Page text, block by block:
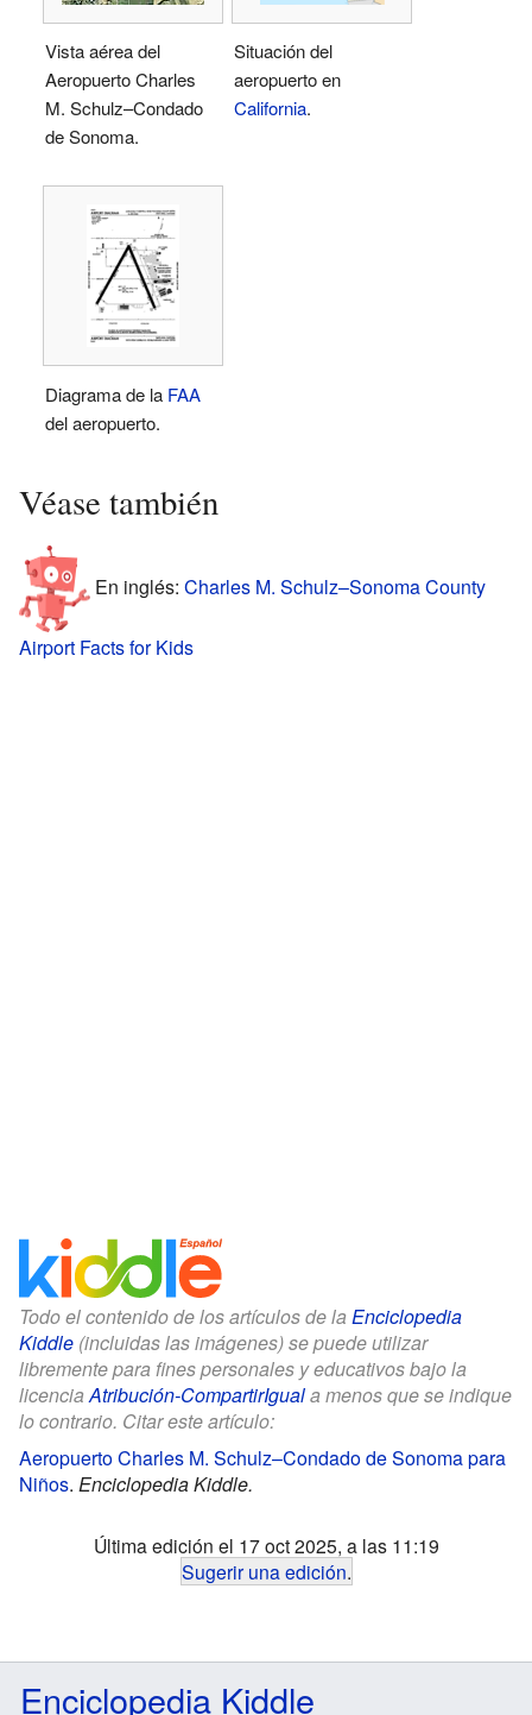
Vista aérea del
Aeropuerto Charles
M. Schulz–Condado
de Sonoma.
Situación del
aeropuerto en
California.
Diagrama de la FAA
del aeropuerto.
Véase también
En inglés: Charles M. Schulz–Sonoma County
Airport Facts for Kids
Todo el contenido de los artículos de la Enciclopedia
Kiddle (incluidas las imágenes) se puede utilizar
libremente para fines personales y educativos bajo la
licenciaAtribución-CompartirIguala menos que se indique
lo contrario. Citar este artículo:
Aeropuerto Charles M. Schulz–Condado de Sonoma para
Niños. Enciclopedia Kiddle.
Última edición el 17 oct 2025, a las 11:19
Sugerir una edición.
Enciclopedia Kiddle